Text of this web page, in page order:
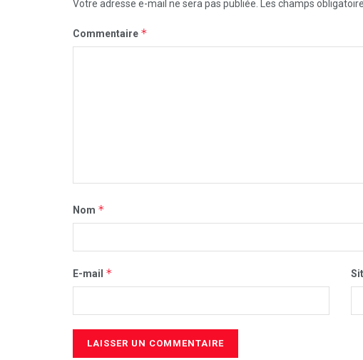
Votre adresse e-mail ne sera pas publiée. Les champs
Commentaire *
Nom *
E-mail *